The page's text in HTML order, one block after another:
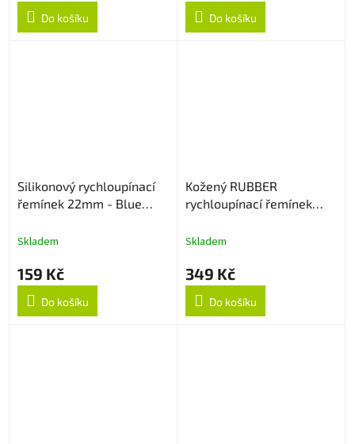
Do košíku Do košíku
Silikonový rychloupínací
řemínek 22mm - Blue
Skladem
159 Kč
Do košíku
Kožený RUBBER
rychloupínací řemínek
Skladem
349 Kč
Do košíku